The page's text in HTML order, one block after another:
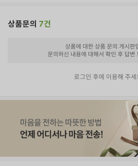
상품문의 7건
상품에 대한 상품 문의 게시판
문의하신 내용에 대해서 확인 후 답변
로그인 후에 이용해 주세